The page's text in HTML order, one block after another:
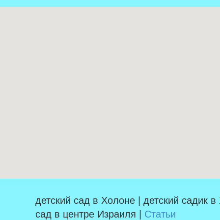
детский сад в Холоне | детский садик
сад в центре Израиля | Статьи